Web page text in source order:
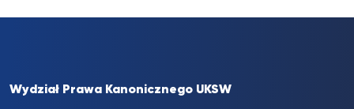
Wydział Prawa Kanonicznego UKSW